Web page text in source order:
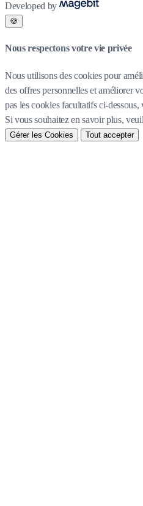
Developed by
🍪
Nous respectons votre vie privée
Nous utilisons des cookies pour
des offres personnelles et améliorer
pas les cookies facultatifs ci-
Si vous souhaitez en savoir plus,
Gérer les Cookies Tout accepter